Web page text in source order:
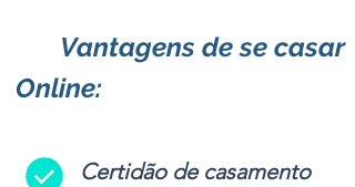
Vantagens de se casar
Online:
-
Certidão de casamento